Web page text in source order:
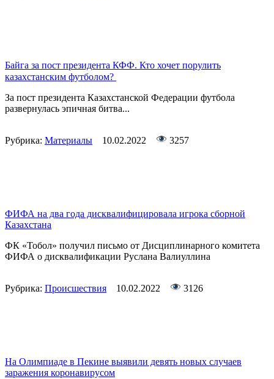
Байга за пост президента КФФ. Кто хочет порулить
казахстанским футболом?
За пост президента Казахстанской Федерации футбола
развернулась эпичная битва...
Рубрика: Материалы 10.02.2022 3257
ФИФА на два года дисквалифицировала игрока сборной
Казахстана
ФК «Тобол» получил письмо от Дисциплинарного комитета
ФИФА о дисквалификации Руслана Валиуллина
Рубрика: Происшествия 10.02.2022 3126
На Олимпиаде в Пекине выявили девять новых случаев
заражения коронавирусом